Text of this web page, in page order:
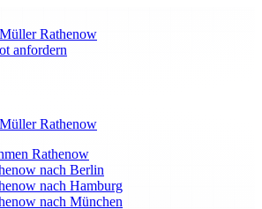
Rathenow
anfordern
Rathenow
Rathenow
nach Berlin
nach Hamburg
nach München